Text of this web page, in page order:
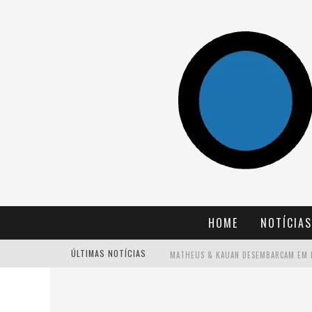
HOME NOTÍCIAS
ÚLTIMAS NOTÍCIAS